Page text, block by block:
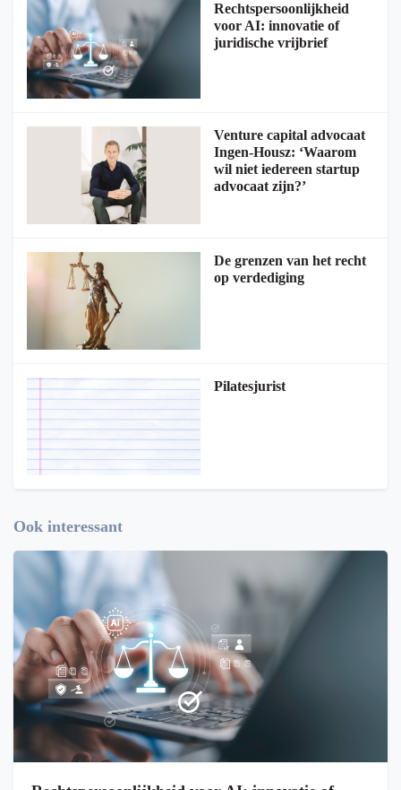
Rechtspersoonlijkheid
voor AI: innovatie of
juridische vrijbrief
Venture capital advocaat
Ingen-Housz: ‘Waarom
wil niet iedereen startup
advocaat zijn?’
De grenzen van het recht
op verdediging
Pilatesjurist
Ook interessant